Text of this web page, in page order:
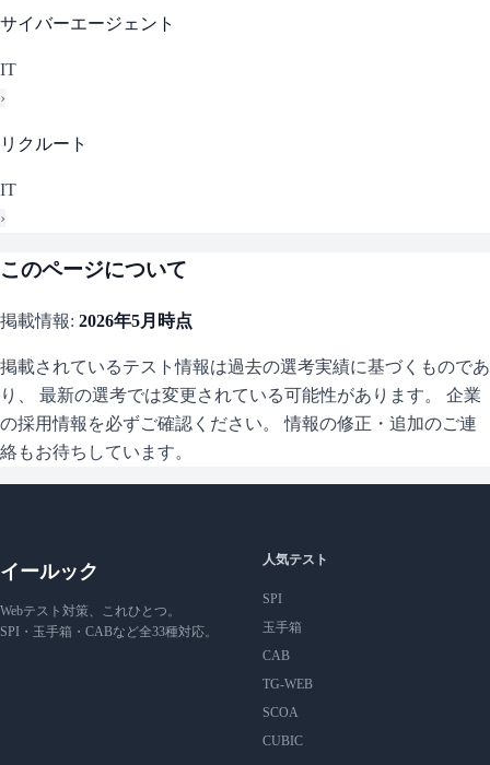
サイバーエージェント
IT
›
リクルート
IT
›
このページについて
掲載情報: 2026年5月 時点
掲載されているテスト情報は過去の選考実績に基づくものであ
り、 最新の選考では変更されている可能性があります。 企業
の採用情報を必ずご確認ください。 情報の修正・追加のご連
絡もお待ちしています。
イールック
Webテスト対策、これひとつ。
SPI・玉手箱・CABなど全33種対応。
人気テスト
SPI
玉手箱
CAB
TG-WEB
SCOA
CUBIC